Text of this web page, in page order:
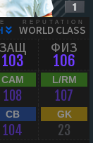
REPUTATION
WORLD CLASS
ЗАЩ
103
ФИЗ
106
CAM
108
L/RM
107
CB
104
GK
23